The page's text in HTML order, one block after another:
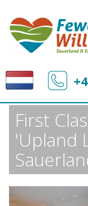
Fewo-Zentrale
First Class-
First
'Upland